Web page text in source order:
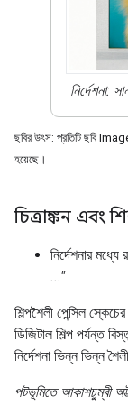
নির্দেশনা:
ছবির উৎস: প্রতিটি ছবি
হয়েছে।
চিত্রাঙ্কন এবং
নির্দেশনার মধ্যে
..."
শিল্পশৈলী পেন্সিল
ডিজিটাল শিল্প পর্যন্ত
নির্দেশনা ভিন্ন ভিন্ন
পটভূমিতে আকাশচুম্বী